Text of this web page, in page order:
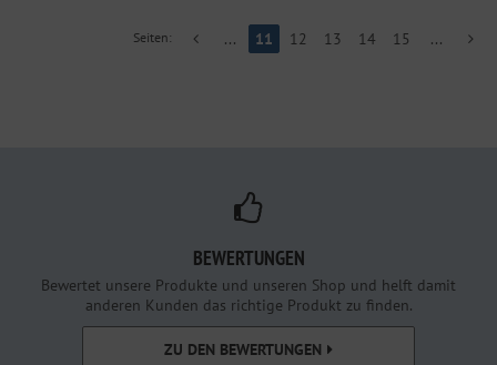
Seiten: ... 11 12 13 14 15 ...
BEWERTUNGEN
Bewertet unsere Produkte und unseren Shop und helft damit
anderen Kunden das richtige Produkt zu finden.
ZU DEN BEWERTUNGEN